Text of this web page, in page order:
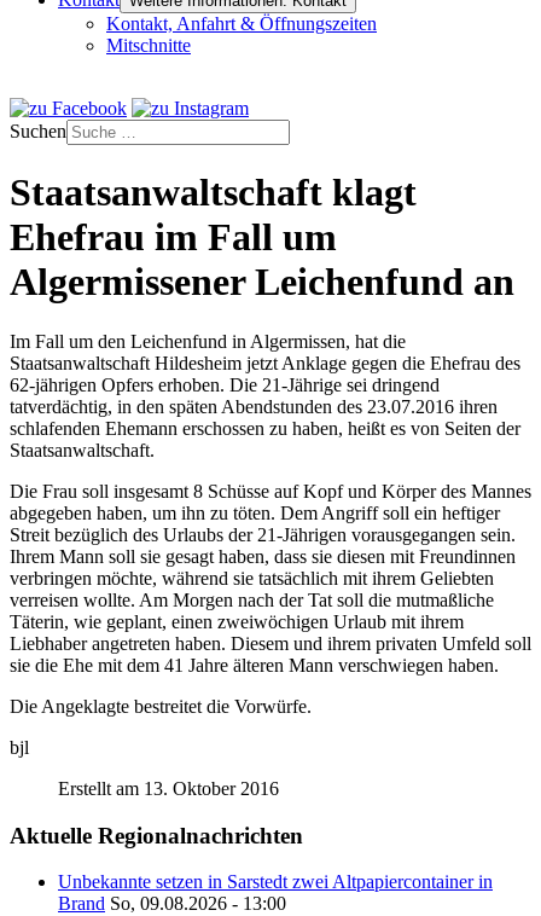
Kontakt, Anfahrt & Öffnungszeiten
Mitschnitte
Suchen
Staatsanwaltschaft klagt
Ehefrau im Fall um
Algermissener Leichenfund an
Im Fall um den Leichenfund in Algermissen, hat die
Staatsanwaltschaft Hildesheim jetzt Anklage gegen die Ehefrau des
62-jährigen Opfers erhoben. Die 21-Jährige sei dringend
tatverdächtig, in den späten Abendstunden des 23.07.2016 ihren
schlafenden Ehemann erschossen zu haben, heißt es von Seiten der
Staatsanwaltschaft.
Die Frau soll insgesamt 8 Schüsse auf Kopf und Körper des Mannes
abgegeben haben, um ihn zu töten. Dem Angriff soll ein heftiger
Streit bezüglich des Urlaubs der 21-Jährigen vorausgegangen sein.
Ihrem Mann soll sie gesagt haben, dass sie diesen mit Freundinnen
verbringen möchte, während sie tatsächlich mit ihrem Geliebten
verreisen wollte. Am Morgen nach der Tat soll die mutmaßliche
Täterin, wie geplant, einen zweiwöchigen Urlaub mit ihrem
Liebhaber angetreten haben. Diesem und ihrem privaten Umfeld soll
sie die Ehe mit dem 41 Jahre älteren Mann verschwiegen haben.
Die Angeklagte bestreitet die Vorwürfe.
bjl
Erstellt am 13. Oktober 2016
Aktuelle Regionalnachrichten
Unbekannte setzen in Sarstedt zwei Altpapiercontainer in
Brand So, 09.08.2026 - 13:00